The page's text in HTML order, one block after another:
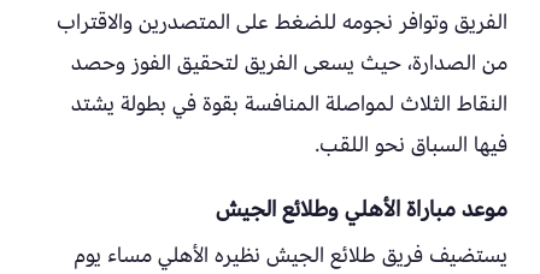
الفريق وتوافر نجومه للضغط على المتصدرين والاقتراب
من الصدارة، حيث يسعى الفريق لتحقيق الفوز وحصد
النقاط الثلاث لمواصلة المنافسة بقوة في بطولة يشتد
فيها السباق نحو اللقب.
موعد مباراة الأهلي وطلائع الجيش
يستضيف فريق طلائع الجيش نظيره الأهلي مساء يوم